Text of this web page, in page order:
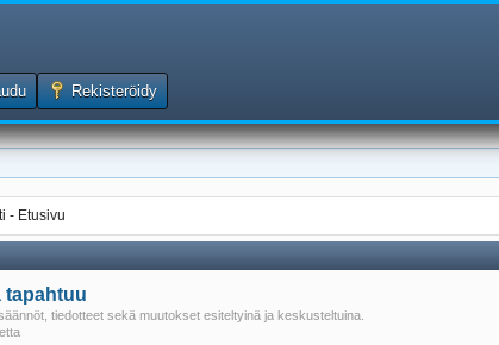
Rekisteröidy
- Etusivu
tapahtuu
tiedotteet sekä muutokset esiteltyinä ja keskusteltuina.